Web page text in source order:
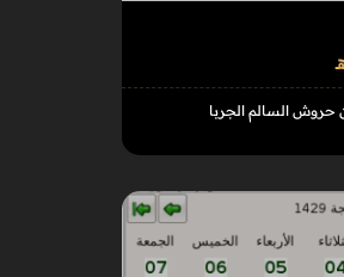
السالم الجربا